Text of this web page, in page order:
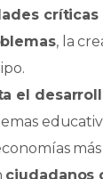
, la
el
más
ciudadanos